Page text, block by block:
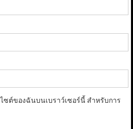
ซต์ของฉันบนเบราว์เซอร์นี้ สำหรับการ